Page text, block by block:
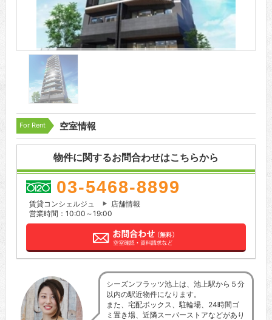
For Rent 空室情報
物件に関するお問合わせはこちらから
03-5468-8899
賃貸コンシェルジュ
店舗情報
営業時間：10:00～19:00
シーズンフラッツ池上は、池上駅から５分
以内の駅近物件になります。
また、宅配ボックス、駐輪場、24時間ゴ
ミ置き場、近隣スーパーストアなどがあり